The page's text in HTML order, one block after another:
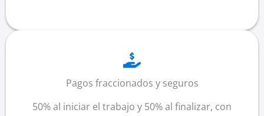
Pagos fraccionados y seguros
50% al iniciar el trabajo y 50% al finalizar, con